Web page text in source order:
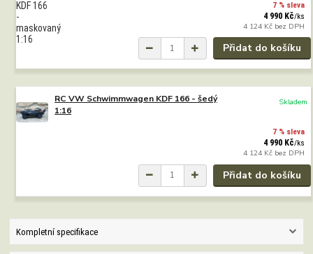
7 % sleva
4 990 Kč/ks
4 124 Kč bez DPH
Přidat do košíku
RC VW Schwimmwagen KDF 166 - šedý
1:16
7 % sleva
4 990 Kč/ks
4 124 Kč bez DPH
Skladem
Přidat do košíku
Kompletní specifikace